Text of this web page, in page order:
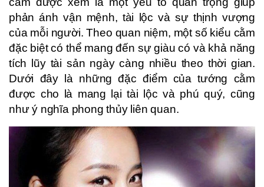
phản ánh vận mệnh, tài lộc và sự thịnh vượng
của mỗi người. Theo quan niệm, một số kiểu cằm
đặc biệt có thể mang đến sự giàu có và khả năng
tích lũy tài sản ngày càng nhiều theo thời gian.
Dưới đây là những đặc điểm của tướng cằm
được cho là mang lại tài lộc và phú quý, cũng
như ý nghĩa phong thủy liên quan.